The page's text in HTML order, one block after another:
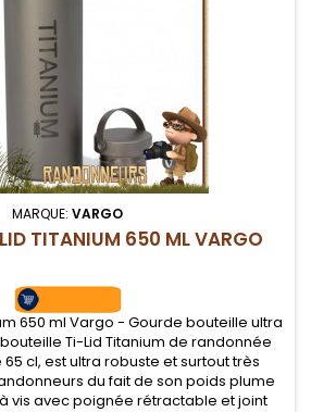
MARQUE: VARGO
TITANIUM 650 ML VARGO
650 ml Vargo - Gourde bouteille ultra
Ti-Lid Titanium de randonnée
cl, est ultra robuste et surtout très
du fait de son poids plume
vis avec poignée rétractable et joint